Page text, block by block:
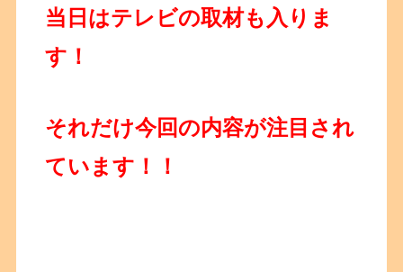
当日はテレビの取材も入りま
す！
それだけ今回の内容が注目され
ています！！